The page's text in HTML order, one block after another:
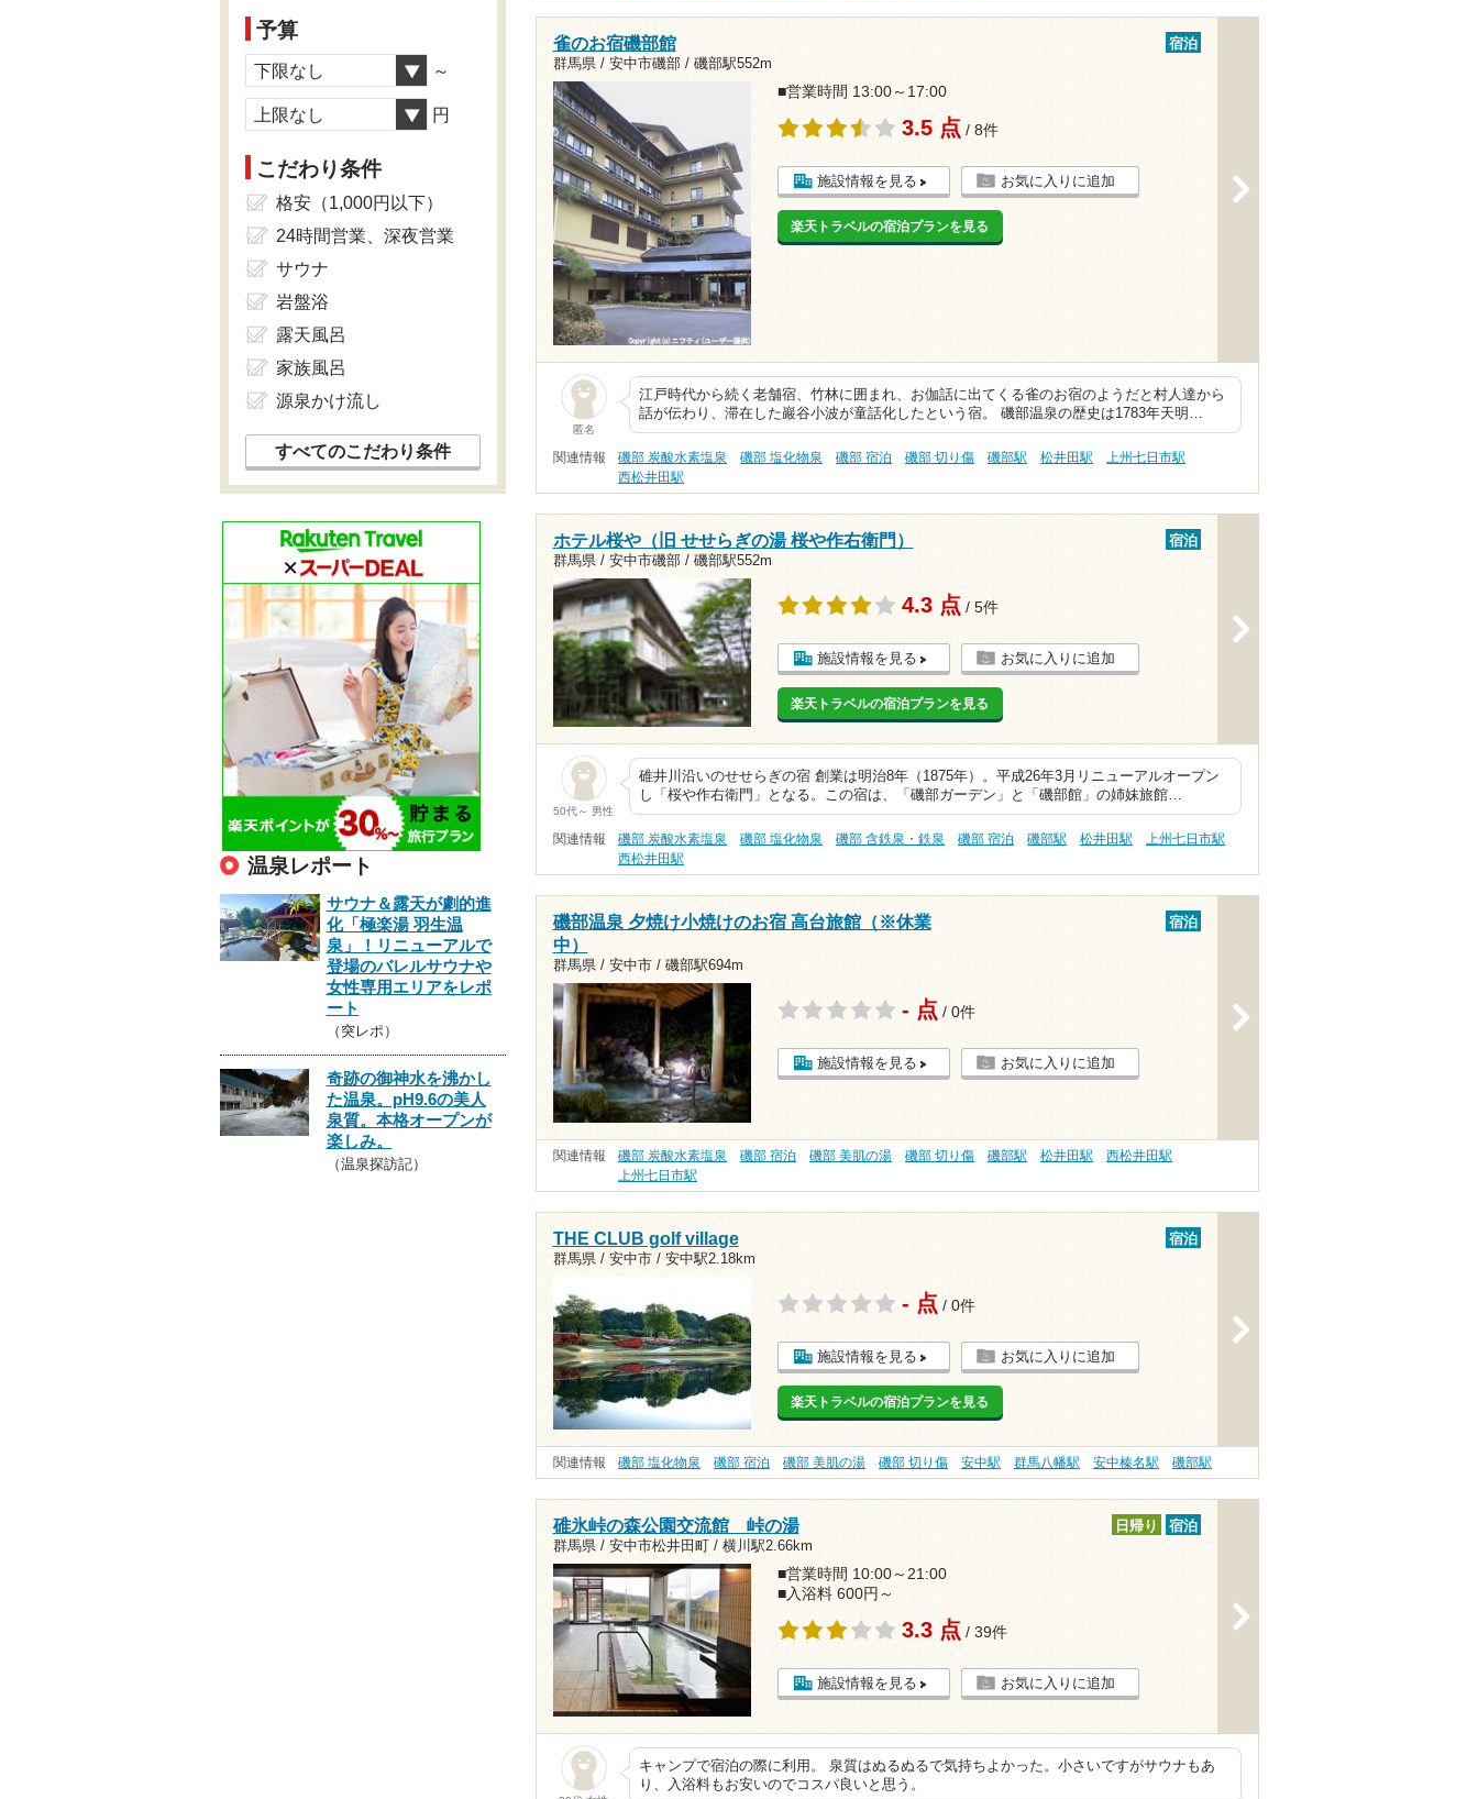
雀のお宿磯部館
群馬県 / 安中市磯部 / 磯部駅552m
宿泊
■営業時間 13:00～17:00
3.5 点 / 8件
施設情報を見る お気に入りに追加
楽天トラベルの宿泊プランを見る
匿名
江戸時代から続く老舗宿、竹林に囲まれ、お伽話に出てくる雀のお宿のようだと村人達から
話が伝わり、滞在した巖谷小波が童話化したという宿。 磯部温泉の歴史は1783年天明…
関連情報 磯部 炭酸水素塩泉 磯部 塩化物泉 磯部 宿泊 磯部 切り傷 磯部駅 松井田駅
上州七日市駅
西松井田駅
ホテル桜や（旧 せせらぎの湯 桜や作右衛門）
群馬県 / 安中市磯部 / 磯部駅552m
宿泊
4.3 点 / 5件
施設情報を見る お気に入りに追加
楽天トラベルの宿泊プランを見る
50代～ 男性
碓井川沿いのせせらぎの宿 創業は明治8年（1875年）。平成26年3月リニューアルオープン
し「桜や作右衛門」となる。この宿は、「磯部ガーデン」と「磯部館」の姉妹旅館…
関連情報 磯部 炭酸水素塩泉 磯部 塩化物泉 磯部 含鉄泉・鉄泉 磯部 宿泊 磯部駅 松井田駅
上州七日市駅
西松井田駅
磯部温泉 夕焼け小焼けのお宿 高台旅館（※休業
中）
群馬県 / 安中市 / 磯部駅694m
宿泊
- 点 / 0件
施設情報を見る お気に入りに追加
関連情報 磯部 炭酸水素塩泉 磯部 宿泊 磯部 美肌の湯 磯部 切り傷 磯部駅 松井田駅
西松井田駅
上州七日市駅
THE CLUB golf village
群馬県 / 安中市 / 安中駅2.18km
宿泊
- 点 / 0件
施設情報を見る お気に入りに追加
楽天トラベルの宿泊プランを見る
関連情報 磯部 塩化物泉 磯部 宿泊 磯部 美肌の湯 磯部 切り傷 安中駅 群馬八幡駅 安中榛名駅 磯部駅
碓氷峠の森公園交流館 峠の湯
群馬県 / 安中市松井田町 / 横川駅2.66km
日帰り 宿泊
■営業時間 10:00～21:00
■入浴料 600円～
3.3 点 / 39件
施設情報を見る お気に入りに追加
キャンプで宿泊の際に利用。 泉質はぬるぬるで気持ちよかった。小さいですがサウナもあ
り、入浴料もお安いのでコスパ良いと思う。
予算
下限なし ～
上限なし 円
こだわり条件
格安（1,000円以下）
24時間営業、深夜営業
サウナ
岩盤浴
露天風呂
家族風呂
源泉かけ流し
すべてのこだわり条件
温泉レポート
サウナ＆露天が劇的進
化「極楽湯 羽生温
泉」！リニューアルで
登場のバレルサウナや
女性専用エリアをレポ
ート
（突レポ）
奇跡の御神水を沸かし
た温泉。pH9.6の美人
泉質。本格オープンが
楽しみ。
（温泉探訪記）